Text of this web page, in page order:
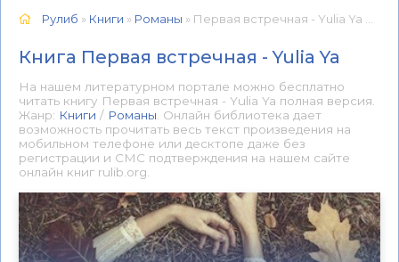
Рулиб » Книги » Романы » Первая встречная - Yulia Ya 📕 - Книга онлайн бесплатно
Книга Первая встречная - Yulia Ya
На нашем литературном портале можно бесплатно
читать книгу Первая встречная - Yulia Ya полная версия.
Жанр: Книги / Романы . Онлайн библиотека дает
возможность прочитать весь текст произведения на
мобильном телефоне или десктопе даже без
регистрации и СМС подтверждения на нашем сайте
онлайн книг rulib.org.